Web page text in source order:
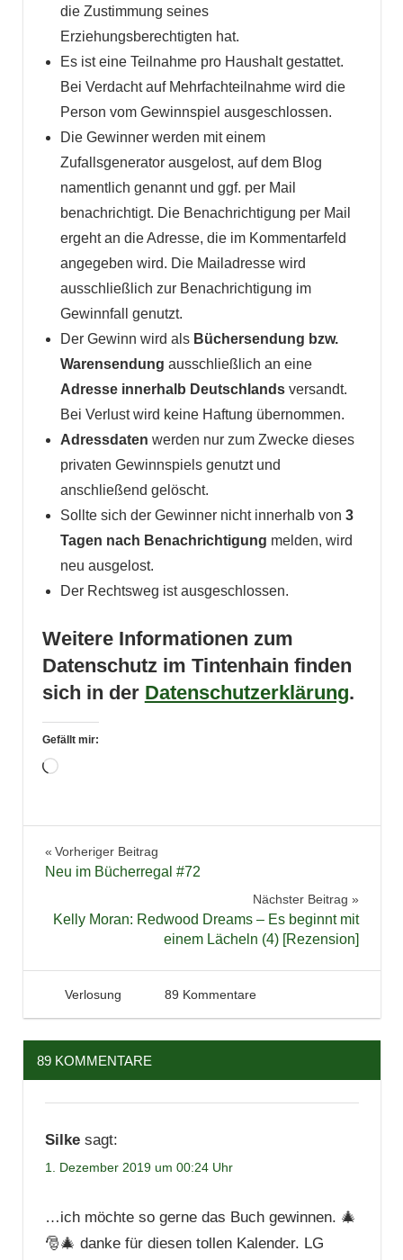
die Zustimmung seines
Erziehungsberechtigten hat.
Es ist eine Teilnahme pro Haushalt gestattet.
Bei Verdacht auf Mehrfachteilnahme wird die
Person vom Gewinnspiel ausgeschlossen.
Die Gewinner werden mit einem
Zufallsgenerator ausgelost, auf dem Blog
namentlich genannt und ggf. per Mail
benachrichtigt. Die Benachrichtigung per Mail
ergeht an die Adresse, die im Kommentarfeld
angegeben wird. Die Mailadresse wird
ausschließlich zur Benachrichtigung im
Gewinnfall genutzt.
Der Gewinn wird als Büchersendung bzw.
Warensendung ausschließlich an eine
Adresse innerhalb Deutschlandsversandt.
Bei Verlust wird keine Haftung übernommen.
Adressdaten werden nur zum Zwecke dieses
privaten Gewinnspiels genutzt und
anschließend gelöscht.
Sollte sich der Gewinner nicht innerhalb von 3
Tagen nach Benachrichtigung melden, wird
neu ausgelost.
Der Rechtsweg ist ausgeschlossen.
Weitere Informationen zum
Datenschutz im Tintenhain finden
sich in der Datenschutzerklärung.
Gefällt mir:
Wird
Blogger-
Adventskalender
Beitragsnavigation
Vorheriger Beitrag
Neu im Bücherregal #72
Nächster Beitrag
Kelly Moran: Redwood Dreams – Es beginnt mit
einem Lächeln (4) [Rezension]
1. Dezember 2019
Tintenhain
Verlosung 89 Kommentare
89 KOMMENTARE
Silke sagt:
1. Dezember 2019 um 00:24 Uhr
…ich möchte so gerne das Buch gewinnen. 🎄
🎅🎄 danke für diesen tollen Kalender. LG